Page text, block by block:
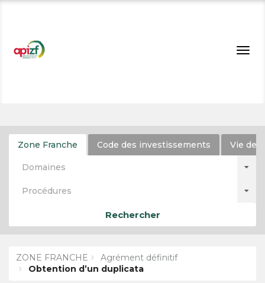
Zone Franche Code des investissements Vie de
Domaines
Procédures
Rechercher
ZONE FRANCHE
Agrément définitif
Obtention d’un duplicata